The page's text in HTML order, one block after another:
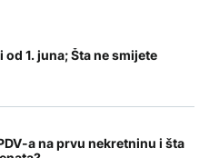
1. juna; Šta ne smijete
a na prvu nekretninu i šta